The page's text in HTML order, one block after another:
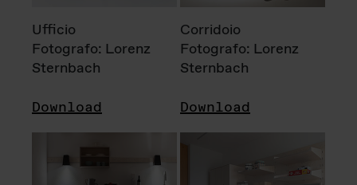
Ufficio
Fotografo: Lorenz
Sternbach
Download
Corridoio
Fotografo: Lorenz
Sternbach
Download